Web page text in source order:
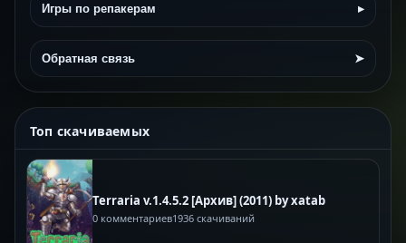
Игры по репакерам ▸
Обратная связь ➤
Топ скачиваемых
Terraria v.1.4.5.2 [Архив] (2011) by xatab
0 комментариев1936 скачиваний